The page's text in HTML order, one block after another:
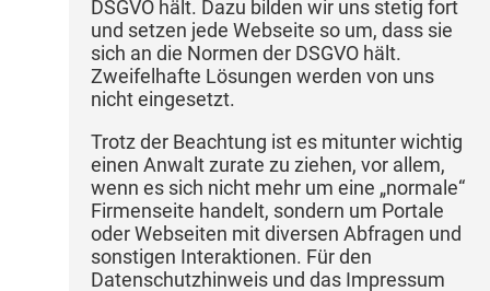
DSGVO hält. Dazu bilden wir uns stetig fort
und setzen jede Webseite so um, dass sie
sich an die Normen der DSGVO hält.
Zweifelhafte Lösungen werden von uns
nicht eingesetzt.
Trotz der Beachtung ist es mitunter wichtig
einen Anwalt zurate zu ziehen, vor allem,
wenn es sich nicht mehr um eine „normale“
Firmenseite handelt, sondern um Portale
oder Webseiten mit diversen Abfragen und
sonstigen Interaktionen. Für den
Datenschutzhinweis und das Impressum